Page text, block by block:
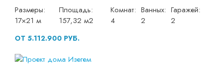
Размеры:
17×21 м
Площадь:
157,32 м2
Комнат:
4
Ванных:
2
Гаражей:
2
ОТ 5.112.900 РУБ.